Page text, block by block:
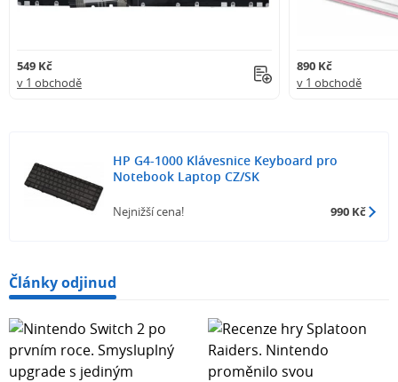
549 Kč
v 1 obchodě
890 Kč
v 1 obchodě
HP G4-1000 Klávesnice Keyboard pro
Notebook Laptop CZ/SK
Nejnižší cena! 990 Kč
Články odjinud